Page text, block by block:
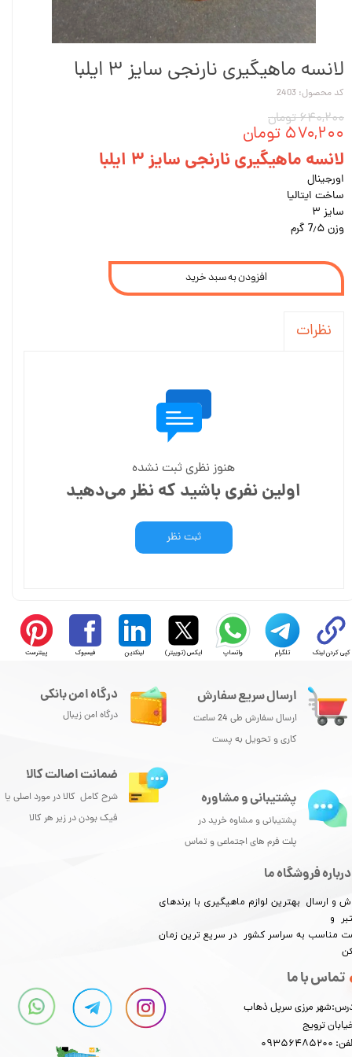
لانسه ماهیگیری نارنجی سایز ۳ ایلبا
کد محصول: 2403
۶۴۰,۲۰۰ تومان
۵۷۰,۲۰۰ تومان
لانسه ماهیگیری نارنجی سایز ۳ ایلبا
اورجینال
ساخت ایتالیا
سایز ۳
وزن 7٫۵ گرم
افزودن به سبد خرید
نظرات
هنوز نظری ثبت نشده
اولین نفری باشید که نظر می‌دهید
ثبت نظر
کپی کردن لینک تلگرام واتساپ ایکس (توییتر) لینکدین فیسبوک پینترست
ارسال سریع سفارش
ارسال سفارش طی 24 ساعت
کاری و تحویل به پست
درباره فروشگاه ما
و ارسال بهترین لوازم ماهیگیری با برندهای
و
مناسب به سراسر کشور در سریع ترین زمان
تماس با ما
مرزی سرپل ذهاب
ترویج
درگاه امن بانکی
درگاه امن زیبال
پشتیبانی و مشاوره
پشتیبانی و مشاوه خرید در
پلت فرم های اجتماعی و تماس
ضمانت اصالت کالا
شرح کامل کالا در مورد اصلی یا
فیک بودن در زیر هر کالا